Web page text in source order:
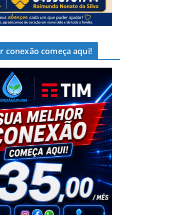
conexão começa aqui!